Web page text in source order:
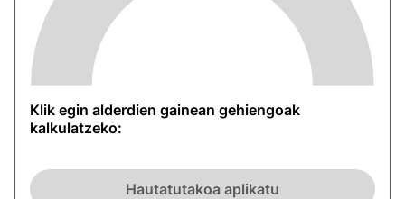
Klik egin alderdien gainean gehiengoak
kalkulatzeko:
Hautatutakoa aplikatu